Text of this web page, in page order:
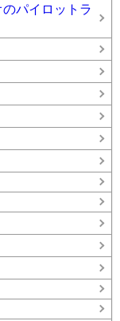
イロットラ